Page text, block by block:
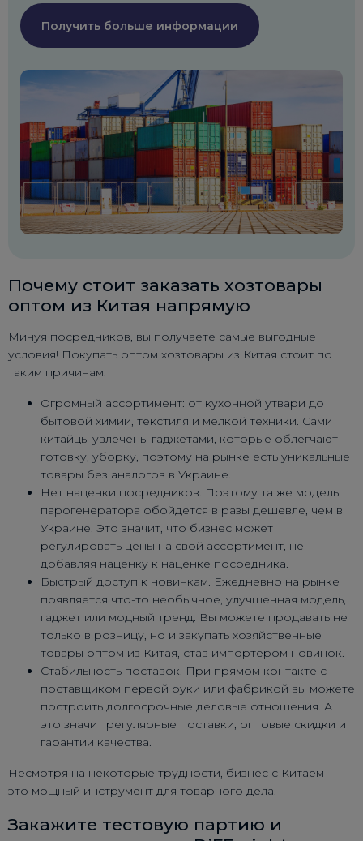
Получить больше информации
Почему стоит заказать хозтовары
оптом из Китая напрямую
Минуя посредников, вы получаете самые выгодные
условия! Покупать оптом хозтовары из Китая стоит по
таким причинам:
Огромный ассортимент: от кухонной утвари до
бытовой химии, текстиля и мелкой техники. Сами
китайцы увлечены гаджетами, которые облегчают
готовку, уборку, поэтому на рынке есть уникальные
товары без аналогов в Украине.
Нет наценки посредников. Поэтому та же модель
парогенератора обойдется в разы дешевле, чем в
Украине. Это значит, что бизнес может
регулировать цены на свой ассортимент, не
добавляя наценку к наценке посредника.
Быстрый доступ к новинкам. Ежедневно на рынке
появляется что-то необычное, улучшенная модель,
гаджет или модный тренд. Вы можете продавать не
только в розницу, но и закупать хозяйственные
товары оптом из Китая, став импортером новинок.
Стабильность поставок. При прямом контакте с
поставщиком первой руки или фабрикой вы можете
построить долгосрочные деловые отношения. А
это значит регулярные поставки, оптовые скидки и
гарантии качества.
Несмотря на некоторые трудности, бизнес с Китаем —
это мощный инструмент для товарного дела.
Закажите тестовую партию и